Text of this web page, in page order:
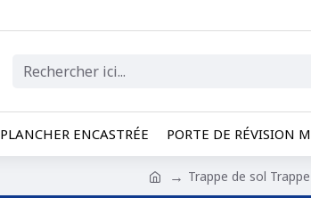
ENCASTRÉE PORTE DE RÉVISION
Trappe de sol